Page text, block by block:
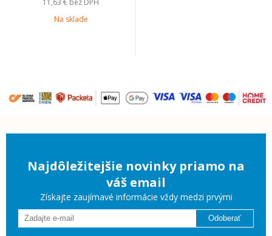
11,63 € bez DPH
Na sklade
Najdôležitejšie novinky priamo na
váš email
Získajte zaujímavé informácie vždy medzi prvými
Odoberať